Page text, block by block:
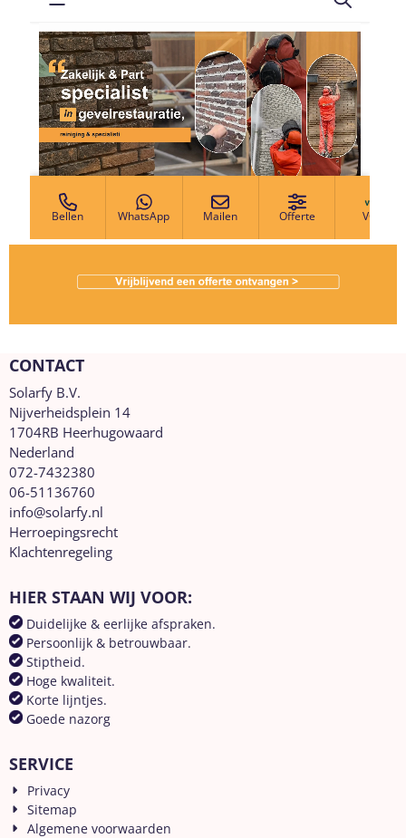
CONTACT
Solarfy B.V.
Nijverheidsplein 14
1704RB Heerhugowaard
Nederland
072-7432380
06-51136760
info@solarfy.nl
Herroepingsrecht
Klachtenregeling
HIER STAAN WIJ VOOR:
Duidelijke & eerlijke afspraken.
Persoonlijk & betrouwbaar.
Stiptheid.
Hoge kwaliteit.
Korte lijntjes.
Goede nazorg
SERVICE
Privacy
Sitemap
Algemene voorwaarden